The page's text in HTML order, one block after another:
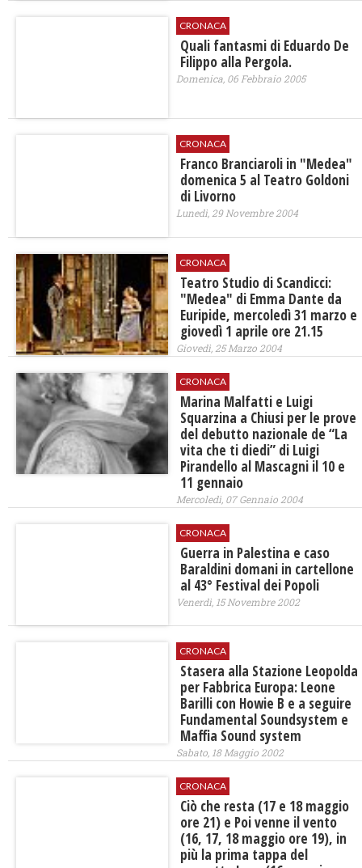
CRONACA
Quali fantasmi di Eduardo De
Filippo alla Pergola.
Domenica, 06 Febbraio 2005
CRONACA
Franco Branciaroli in "Medea"
domenica 5 al Teatro Goldoni
di Livorno
Lunedì, 29 Novembre 2004
CRONACA
Teatro Studio di Scandicci:
"Medea" di Emma Dante da
Euripide, mercoledì 31 marzo e
giovedì 1 aprile ore 21.15
Giovedì, 25 Marzo 2004
CRONACA
Marina Malfatti e Luigi
Squarzina a Chiusi per le prove
del debutto nazionale de “La
vita che ti diedi” di Luigi
Pirandello al Mascagni il 10 e
11 gennaio
Mercoledì, 07 Gennaio 2004
CRONACA
Guerra in Palestina e caso
Baraldini domani in cartellone
al 43° Festival dei Popoli
Venerdì, 15 Novembre 2002
CRONACA
Stasera alla Stazione Leopolda
per Fabbrica Europa: Leone
Barilli con Howie B e a seguire
Fundamental Soundsystem e
Maffia Sound system
Sabato, 18 Maggio 2002
CRONACA
Ciò che resta (17 e 18 maggio
ore 21) e Poi venne il vento
(16, 17, 18 maggio ore 19), in
più la prima tappa del